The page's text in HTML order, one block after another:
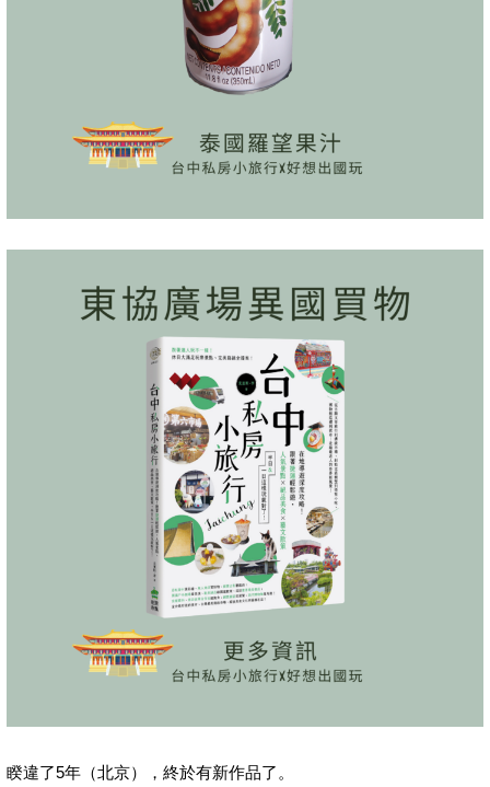
睽違了5年（北京），終於有新作品了。